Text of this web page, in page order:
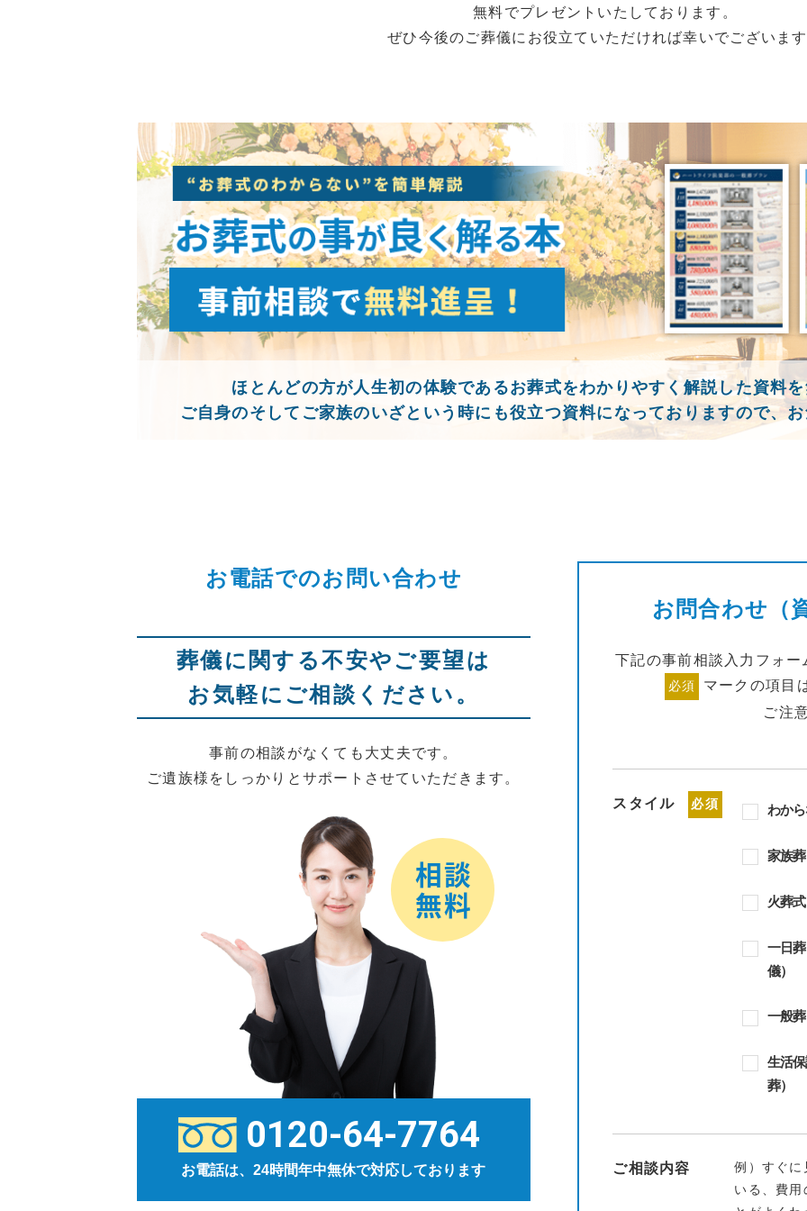
無料でプレゼントいたしております。
ぜひ今後のご葬儀にお役立ていただければ幸いでございま
ほとんどの方が人生初の体験であるお葬式をわかりやすく解説した資料
ご自身のそしてご家族のいざという時にも役立つ資料になっておりますので、
お電話でのお問い合わせ
葬儀に関する不安やご要望は
お気軽にご相談ください。
事前の相談がなくても大丈夫です。
ご遺族様をしっかりとサポートさせていただきます。
0120-64-7764
お電話は、24時間年中無休で対応しております
お問合わせ（
下記の事前相談入力フォ
必須
マークの項目
ご注
スタイル 必須 わか
家族
火葬
一日
儀）
一般
生活
葬）
ご相談内容
例）すぐに
いる、費